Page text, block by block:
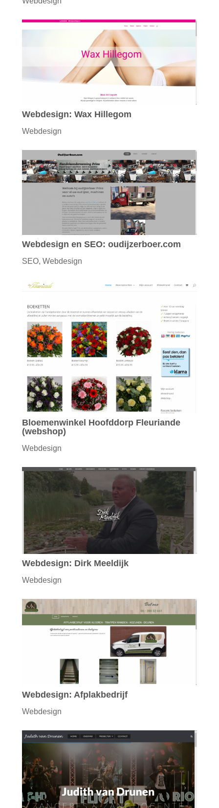
Webdesign: Wax Hillegom
Webdesign
Webdesign en SEO: oudijzerboer.com
SEO, Webdesign
Bloemenwinkel Hoofddorp Fleuriande
(webshop)
Webdesign
Webdesign: Dirk Meeldijk
Webdesign
Webdesign: Afplakbedrijf
Webdesign